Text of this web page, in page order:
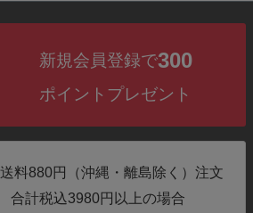
新規会員登録で300
ポイントプレゼント
料880円（沖縄・離島除く）注文
合計税込3980円以上の場合